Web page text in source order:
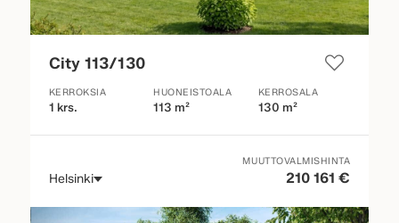
City 113/130
KERROKSIA
1 krs.
HUONEISTOALA
113 m²
KERROSALA
130 m²
Helsinki
MUUTTOVALMISHINTA
210 161 €